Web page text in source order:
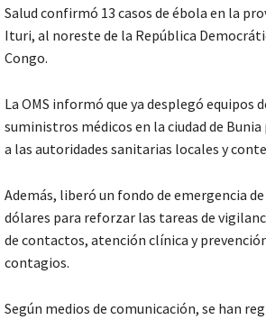
Salud confirmó 13 casos de ébola en la
Ituri, al noreste de la República
Congo.
La OMS informó que ya desplegó equipos
suministros médicos en la ciudad de Bunia
a las autoridades sanitarias locales y
Además, liberó un fondo de emergencia de
dólares para reforzar las tareas de
de contactos, atención clínica y
contagios.
Según medios de comunicación, se han